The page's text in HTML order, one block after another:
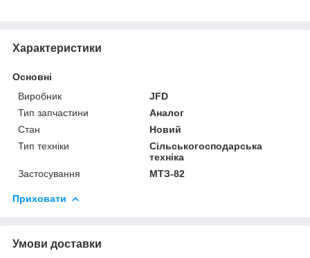
Характеристики
Основні
Виробник
JFD
Тип запчастини
Аналог
Стан
Новий
Тип техніки
Сільськогосподарська
техніка
Застосування
МТЗ-82
Приховати
Умови доставки